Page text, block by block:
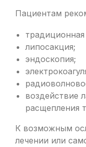
Пациентам
липосакция;
эндоскопия;
воздействие
расщепления
К возможным
лечении или